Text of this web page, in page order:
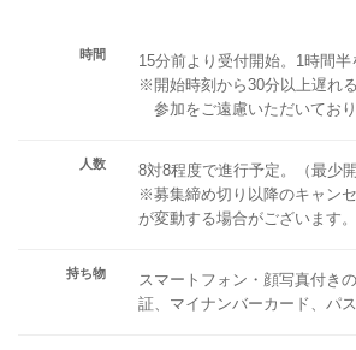
時間
15分前より受付開始。1時間半
※開始時刻から30分以上遅れ
参加をご遠慮いただいており
人数
8対8程度で進行予定。（最少
※募集締め切り以降のキャン
が変動する場合がございます。
持ち物
スマートフォン・顔写真付き
証、マイナンバーカード、パス